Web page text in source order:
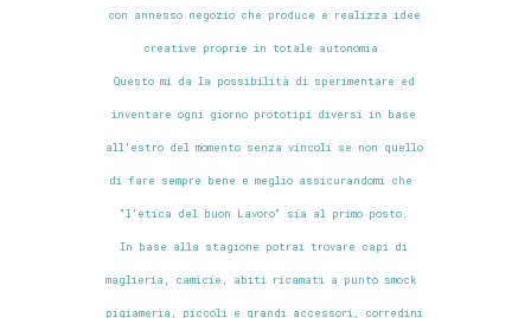
con annesso negozio che produce e realizza idee
creative proprie in totale autonomia.
Questo mi da la possibilità di sperimentare ed
inventare ogni giorno prototipi diversi in base
all'estro del momento senza vincoli se non quello
di fare sempre bene e meglio assicurandomi che
"l'etica del buon Lavoro" sia al primo posto.
In base alla stagione potrai trovare capi di
maglieria, camicie, abiti ricamati a punto smock
pigiameria, piccoli e grandi accessori, corredini